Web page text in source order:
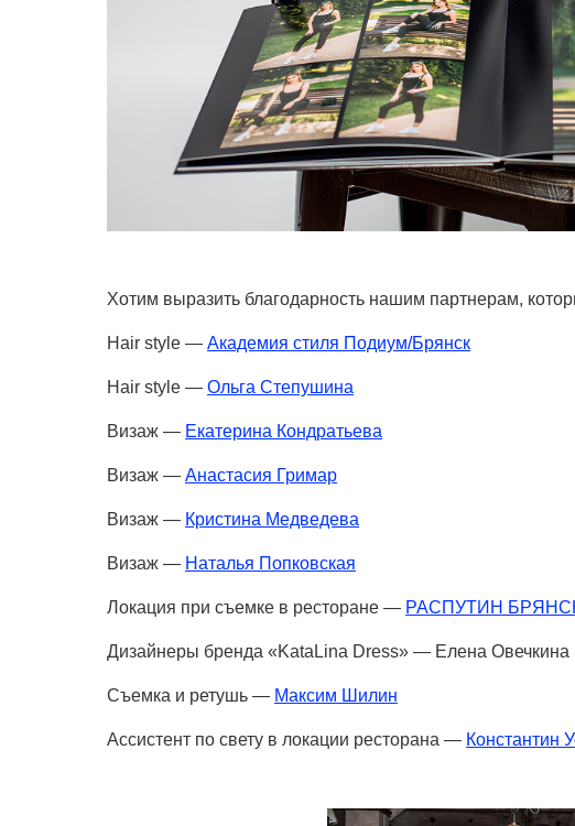
Хотим выразить благодарность нашим партнерам,
Hair style — Академия стиля Подиум/Брянск
Hair style — Ольга Степушина
Визаж — Екатерина Кондратьева
Визаж — Анастасия Гримар
Визаж — Кристина Медведева
Визаж — Наталья Попковская
Локация при съемке в ресторане — РАСПУТИН
Дизайнеры бренда «KataLina Dress» — Елена
Съемка и ретушь — Максим Шилин
Ассистент по свету в локации ресторана — Константин